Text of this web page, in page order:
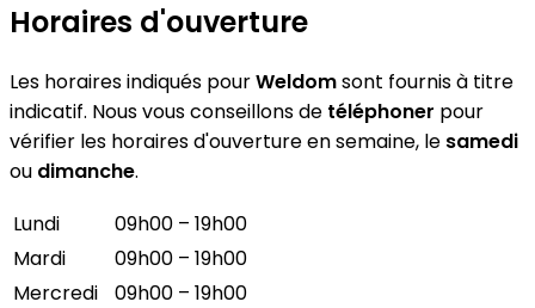
Horaires d'ouverture
Les horaires indiqués pourWeldomsont fournis à titre
indicatif. Nous vous conseillons de téléphoner pour
vérifier les horaires d'ouverture en semaine, le samedi
ou dimanche.
Lundi
09h00 – 19h00
Mardi
09h00 – 19h00
Mercredi
09h00 – 19h00